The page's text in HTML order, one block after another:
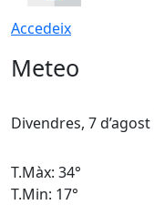
Accedeix
Meteo
Divendres, 7 d’agost
T.Màx: 34°
T.Min: 17°